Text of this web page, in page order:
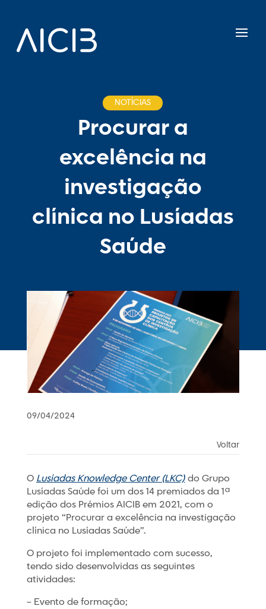
NOTÍCIAS
Procurar a
excelência na
investigação
clínica no Lusíadas
Saúde
09/04/2024
Voltar
O Lusíadas Knowledge Center (LKC)do Grupo
Lusíadas Saúde foi um dos 14 premiados da 1ª
edição dos Prémios AICIB em 2021, com o
projeto “Procurar a excelência na investigação
clínica no Lusíadas Saúde”.
O projeto foi implementado com sucesso,
tendo sido desenvolvidas as seguintes
atividades:
– Evento de formação;